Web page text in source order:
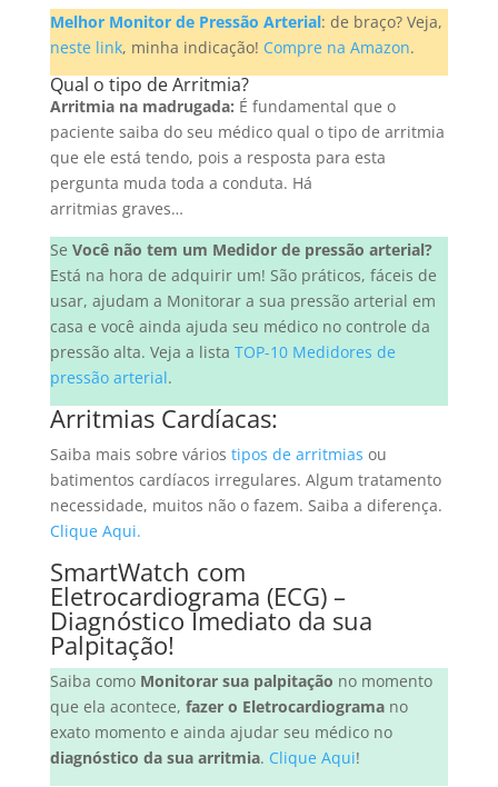
Melhor Monitor de Pressão Arterial: de braço? Veja,
neste link, minha indicação! Compre na Amazon.
Qual o tipo de Arritmia?
Arritmia na madrugada: É fundamental que o
paciente saiba do seu médico qual o tipo de arritmia
que ele está tendo, pois a resposta para esta
pergunta muda toda a conduta. Há
arritmias graves…
Se Você não tem um Medidor de pressão arterial?
Está na hora de adquirir um! São práticos, fáceis de
usar, ajudam a Monitorar a sua pressão arterial em
casa e você ainda ajuda seu médico no controle da
pressão alta. Veja a lista TOP-10 Medidores de
pressão arterial.
Arritmias Cardíacas:
Saiba mais sobre vários tipos de arritmias ou
batimentos cardíacos irregulares. Algum tratamento
necessidade, muitos não o fazem. Saiba a diferença.
Clique Aqui.
SmartWatch com
Eletrocardiograma (ECG) –
Diagnóstico Imediato da sua
Palpitação!
Saiba como Monitorar sua palpitação no momento
que ela acontece, fazer o Eletrocardiogramano
exato momento e ainda ajudar seu médico no
diagnóstico da sua arritmia. Clique Aqui!